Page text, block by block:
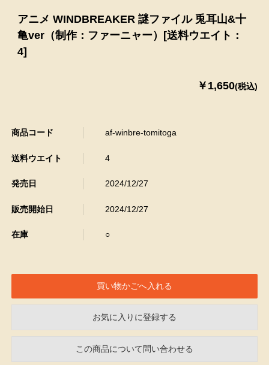
アニメ WINDBREAKER 謎ファイル 兎耳山&十
亀ver（制作：ファーニャー）[送料ウエイト：
4]
￥1,650(税込)
商品コード af-winbre-tomitoga
送料ウエイト 4
発売日 2024/12/27
販売開始日 2024/12/27
在庫 ○
お気に入りに登録する
この商品について問い合わせる